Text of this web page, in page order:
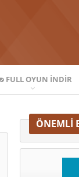
FULL OYUN İNDIR
ÖNEMLI